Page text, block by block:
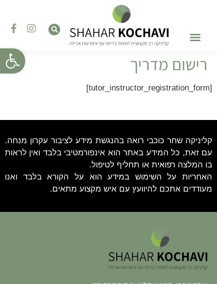
רישום מדריך
[tutor_instructor_registration_form]
קליניקה שחר כוכבי רואה בהנגשת מידע לציבור עקרון מנחה.
עם זאת, כל המידע באתר הוא אינפורמטיבי בלבד ואין לראות
בו המלצה רפואית או תחליף לטיפול.
האחריות על השימוש במידע הוא על הקורא בלבד ואנו
מעודדים אתכם להיוועץ עם איש מקצוע מתאים.
פתח